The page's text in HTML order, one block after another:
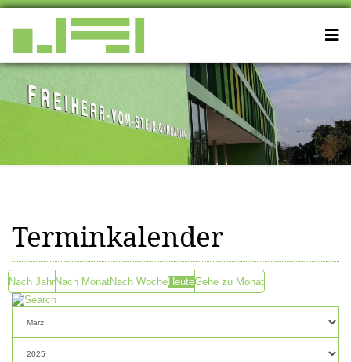
Terminkalender
Nach JahrNach MonatNach WocheHeuteGehe zu Monat